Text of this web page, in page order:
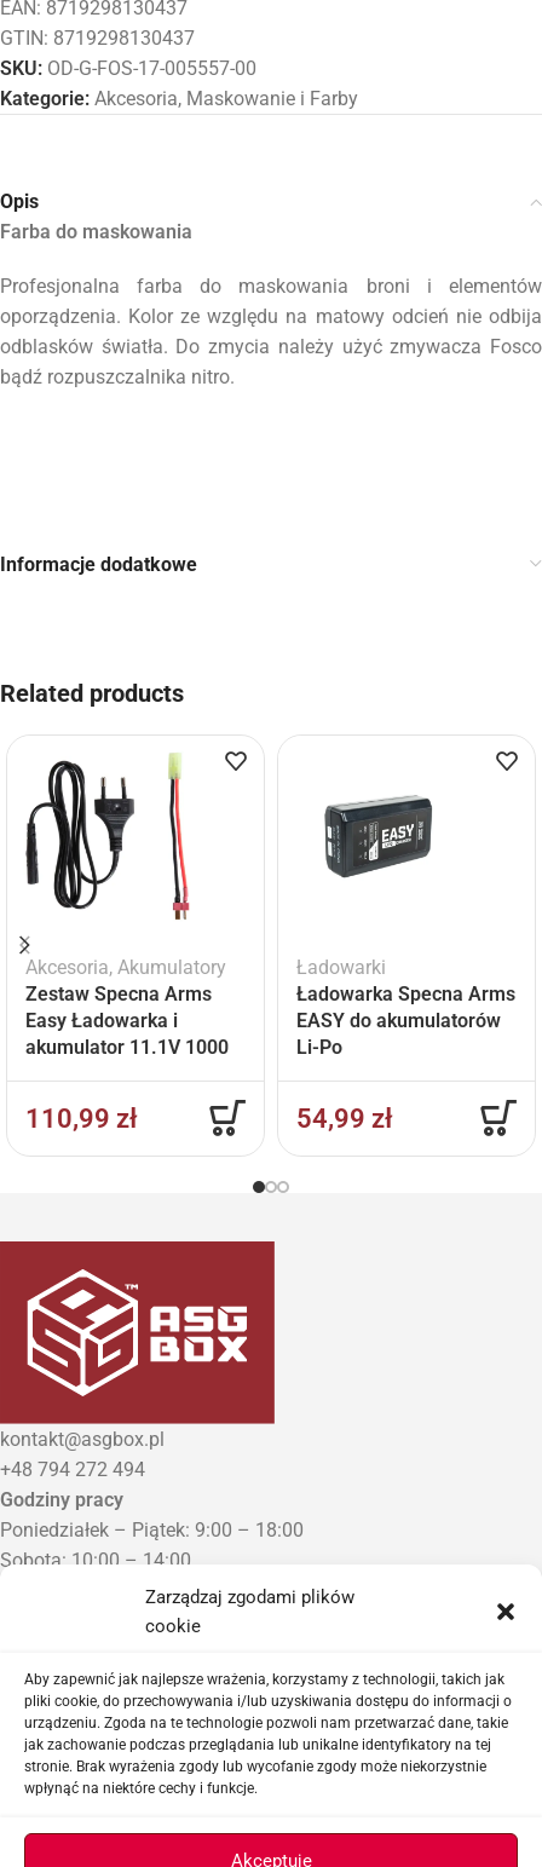
Zarządzaj zgodami plików
cookie
Aby zapewnić jak najlepsze wrażenia, korzystamy z technologii, takich jak
pliki cookie, do przechowywania i/lub uzyskiwania dostępu do informacji o
urządzeniu. Zgoda na te technologie pozwoli nam przetwarzać dane, takie
jak zachowanie podczas przeglądania lub unikalne identyfikatory na tej
stronie. Brak wyrażenia zgody lub wycofanie zgody może niekorzystnie
wpłynąć na niektóre cechy i funkcje.
Akceptuję
EAN: 8719298130437
GTIN: 8719298130437
SKU: OD-G-FOS-17-005557-00
Kategorie: Akcesoria, Maskowanie i Farby
Opis
Farba do maskowania
Profesjonalna farba do maskowania broni i elementów
oporządzenia. Kolor ze względu na matowy odcień nie odbija
odblasków światła. Do zmycia należy użyć zmywacza Fosco
bądź rozpuszczalnika nitro.
Informacje dodatkowe
Related products
Akcesoria, Akumulatory
Zestaw Specna Arms
Easy Ładowarka i
akumulator 11.1V 1000
110,99 zł
Ładowarki
Ładowarka Specna Arms
EASY do akumulatorów
Li-Po
54,99 zł
kontakt@asgbox.pl
+48 794 272 494
Godziny pracy
Poniedziałek – Piątek: 9:00 – 18:00
Sobota: 10:00 – 14:00
Niedziela: Zamknięte
Punkt Odbioru zamówień
Proszę o wcześniejszy kontakt telefoniczny
Sklep airsoftowy i serwis replik ASG